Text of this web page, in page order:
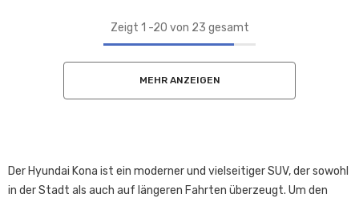
Zeigt 1 -20 von 23 gesamt
MEHR ANZEIGEN
Der Hyundai Kona ist ein moderner und vielseitiger SUV, der sowohl
in der Stadt als auch auf längeren Fahrten überzeugt. Um den